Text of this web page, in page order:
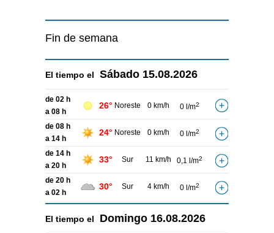
Fin de semana
El tiempo el Sábado 15.08.2026
de 02 h
a 08 h
26° Noreste 0 km/h 0 l/m2
de 08 h
a 14 h
24° Noreste 0 km/h 0 l/m2
de 14 h
a 20 h
33° Sur 11 km/h 0,1 l/m2
de 20 h
a 02 h
30° Sur 4 km/h 0 l/m2
El tiempo el Domingo 16.08.2026